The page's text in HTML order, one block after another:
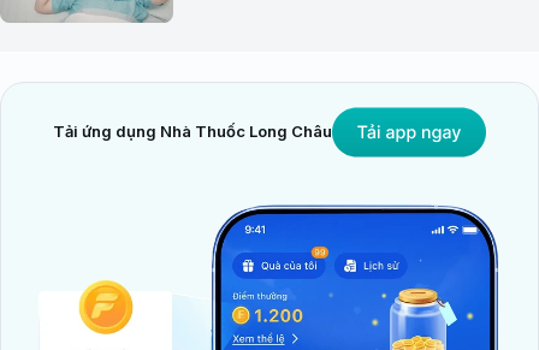
Tải ứng dụng Nhà Thuốc Long Châu